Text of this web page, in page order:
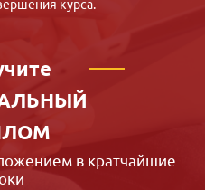
курса.
в кратчайшие